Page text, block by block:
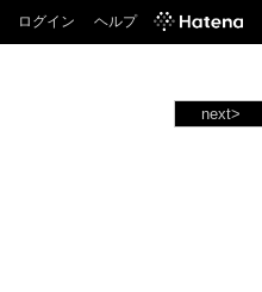
ログイン ヘルプ
next>